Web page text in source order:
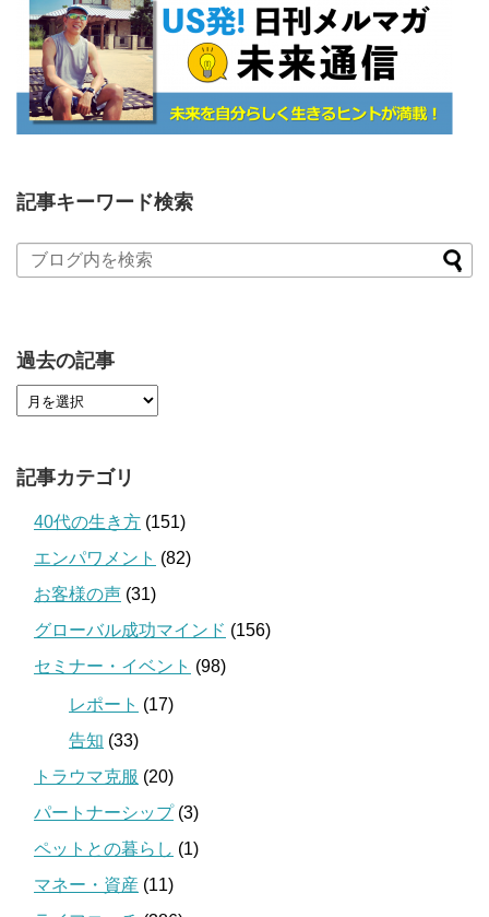
記事キーワード検索
過去の記事
記事カテゴリ
40代の生き方 (151)
エンパワメント (82)
お客様の声 (31)
グローバル成功マインド (156)
セミナー・イベント (98)
レポート (17)
告知 (33)
トラウマ克服 (20)
パートナーシップ(3)
ペットとの暮らし (1)
マネー・資産 (11)